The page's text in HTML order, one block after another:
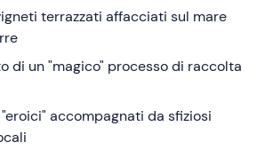
terrazzati affacciati sul mare
di un "magico" processo di raccolta
accompagnati da sfiziosi